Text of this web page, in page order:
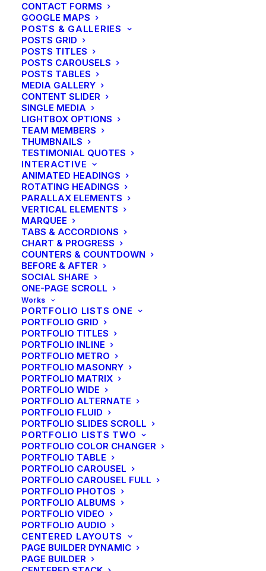
CONTACT FORMS
GOOGLE MAPS
POSTS & GALLERIES
POSTS GRID
POSTS TITLES
POSTS CAROUSELS
POSTS TABLES
MEDIA GALLERY
CONTENT SLIDER
SINGLE MEDIA
LIGHTBOX OPTIONS
TEAM MEMBERS
THUMBNAILS
TESTIMONIAL QUOTES
INTERACTIVE
ANIMATED HEADINGS
ROTATING HEADINGS
PARALLAX ELEMENTS
VERTICAL ELEMENTS
MARQUEE
TABS & ACCORDIONS
CHART & PROGRESS
COUNTERS & COUNTDOWN
BEFORE & AFTER
SOCIAL SHARE
ONE-PAGE SCROLL
Works
PORTFOLIO LISTS ONE
PORTFOLIO GRID
PORTFOLIO TITLES
PORTFOLIO INLINE
PORTFOLIO METRO
PORTFOLIO MASONRY
PORTFOLIO MATRIX
PORTFOLIO WIDE
PORTFOLIO ALTERNATE
PORTFOLIO FLUID
PORTFOLIO SLIDES SCROLL
PORTFOLIO LISTS TWO
PORTFOLIO COLOR CHANGER
PORTFOLIO TABLE
PORTFOLIO CAROUSEL
PORTFOLIO CAROUSEL FULL
PORTFOLIO PHOTOS
PORTFOLIO ALBUMS
PORTFOLIO VIDEO
PORTFOLIO AUDIO
CENTERED LAYOUTS
PAGE BUILDER DYNAMIC
PAGE BUILDER
In deze Negenjarige oorlog (1688-1697)
stond de coalitie van de Re- publiek, Spanje,
Engeland, de Duitse keizer en een aantal
Duitse vor- sten tegenover Frankrijk. Tot
die Duitse vorsten behoorden de keur-
vorsten van Brandenburg, van Saksen, van
Hannover, van Beieren en van de Palts. Ook
de prinsbisschop van Luik behoorde -
anders dan in vorige oorlogen - tot de tegen
Frankrijk oorlogvoerende partij, nadat
pogingen om de Luikse neutraliteit te doen
eerbiedigen mislukt waren.
Wèl hadden de Landen van Overmaas last
gehad van doortrekkende vijandelijke
detachementen en geallieerde troepen en
werden hier en daar b.v. in Heerlen, Dalhem
en kasteel Neubourg garnizoenen gelegerd,
maar de schade bleef beperkt tot levering
van fourage en enkele gewelddaden, vooral
in Vaals en omgeving. Nader onderzoek zal
het wellicht mogelijk maken de vraag in
hoeverre deze streken oorlogsoverlast
ondervonden, meer exact te beantwoorden.
Vast staat, dat na de vrede Duitse troepen
nog in de Kempen en in het Land van Weert
huishielden. Die troepen moesten door het
Over- kwartier naar huis terugkeren en
zullen vermoedelijk ook daar wel sporen
achtergelaten hebben.
Tussen 1688 en 1697 werd de 9-jarige
oorlog uitgevochten. Koning Lodewijk XIV
van Frankrijk viel het Heilige Roomse Rijk
binnen en een grote coalitie keerde zich
tegen hem. Het hertogdom Lüneburg (de
streek rond de plaatsen Hannover, Celle en
Lüneburg) leverde ruim 7500 manschappen.